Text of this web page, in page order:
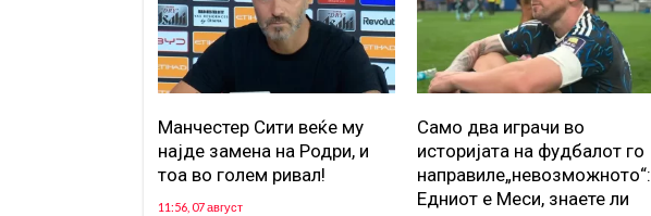
Манчестер Сити веќе му
најде замена на Родри, и
тоа во голем ривал!
11:56, 07 август
Само два играчи во
историјата на фудбалот го
направиле„невозможното“:
Едниот е Меси, знаете ли